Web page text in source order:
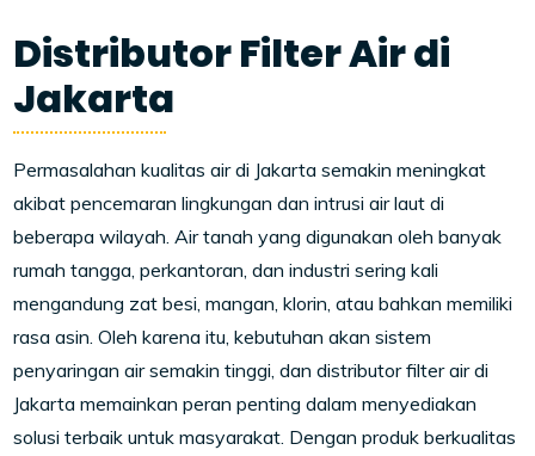
Distributor Filter Air di
Jakarta
Permasalahan kualitas air di Jakarta semakin meningkat
akibat pencemaran lingkungan dan intrusi air laut di
beberapa wilayah. Air tanah yang digunakan oleh banyak
rumah tangga, perkantoran, dan industri sering kali
mengandung zat besi, mangan, klorin, atau bahkan memiliki
rasa asin. Oleh karena itu, kebutuhan akan sistem
penyaringan air semakin tinggi, dan distributor filter air di
Jakarta memainkan peran penting dalam menyediakan
solusi terbaik untuk masyarakat. Dengan produk berkualitas